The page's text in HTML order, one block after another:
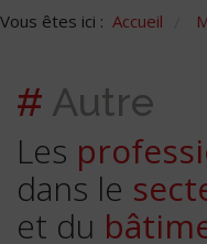
Vous êtes ici : Accueil
# Autre
Les
dans le
et du